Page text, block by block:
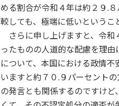
める割合が令和４年は約２９.
較しても、極端に低いというこ
さらに申し上げますと、令和
ったものの人道的な配慮を理
について、本国における政情
いますと約７０.９パーセント
の発言とも関係するのですけ